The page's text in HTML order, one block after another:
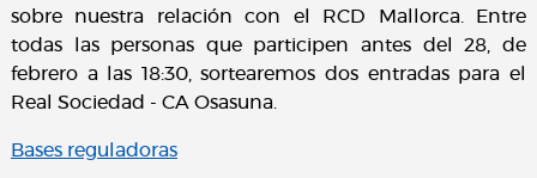
sobre nuestra relación con el RCD Mallorca. Entre
todas las personas que participen antes del 28, de
febrero a las 18:30, sortearemos dos entradas para el
Real Sociedad - CA Osasuna.
Bases reguladoras